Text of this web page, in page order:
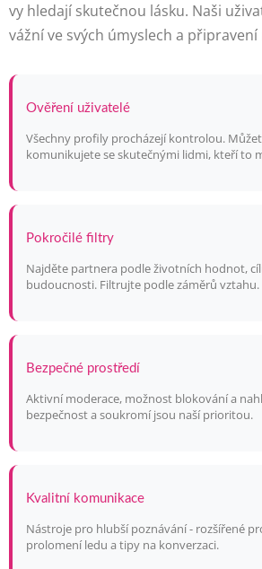
vy hledají skutečnou lásku. Naši
vážní ve svých úmyslech a připravení
Ověření uživatelé
Všechny profily procházejí kontrolou.
komunikujete se skutečnými lidmi, kteří to
Pokročilé filtry
Najděte partnera podle životních hodnot,
budoucnosti. Filtrujte podle záměrů vztahu.
Bezpečné prostředí
Aktivní moderace, možnost blokování a
bezpečnost a soukromí jsou naší prioritou.
Kvalitní komunikace
Nástroje pro hlubší poznávání - rozšířené
prolomení ledu a tipy na konverzaci.